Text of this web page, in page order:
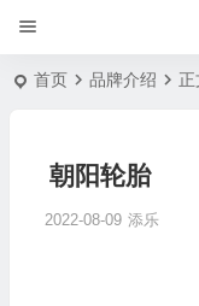
首页 品牌介绍 正
朝阳轮胎
2022-08-09 添乐